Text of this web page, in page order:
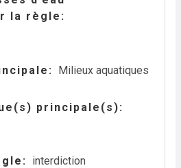
la règle
Milieux aquatiques
principale(s)
interdiction